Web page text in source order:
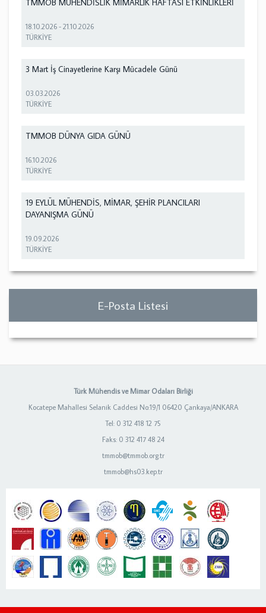
TMMOB MÜHENDİSLİK MİMARLIK HAFTASI ETKİNLİKLERİ
18.10.2026 -21.10.2026
TÜRKİYE
3 Mart İş Cinayetlerine Karşı Mücadele Günü
03.03.2026
TÜRKİYE
TMMOB DÜNYA GIDA GÜNÜ
16.10.2026
TÜRKİYE
19 EYLÜL MÜHENDİS, MİMAR, ŞEHİR PLANCILARI
DAYANIŞMA GÜNÜ
19.09.2026
TÜRKİYE
E-Posta Listesi
Türk Mühendis ve Mimar Odaları Birliği
Kocatepe Mahallesi Selanik Caddesi No:19/1 06420 Çankaya/ANKARA
Tel: 0 312 418 12 75
Faks: 0 312 417 48 24
tmmob@tmmob.org.tr
tmmob@hs03.kep.tr